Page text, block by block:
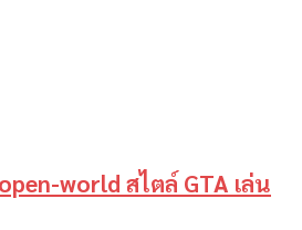
world สไตล์ GTA เล่น